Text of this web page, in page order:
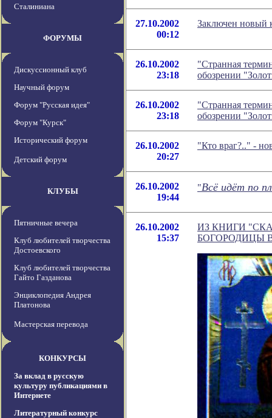
Сталиниана
ФОРУМЫ
Дискуссионный клуб
Научный форум
Форум "Русская идея"
Форум "Курск"
Исторический форум
Детский форум
КЛУБЫ
Пятничные вечера
Клуб любителей творчества
Достоевского
Клуб любителей творчества
Гайто Газданова
Энциклопедия Андрея
Платонова
Мастерская перевода
КОНКУРСЫ
За вклад в русскую
культуру публикациями в
Интернете
Литературный конкурс
27.10.2002
00:12
Заключен новый
26.10.2002
23:18
"Странная
обозрении
26.10.2002
23:18
"Странная
обозрении
26.10.2002
20:27
"Кто враг?.." -
26.10.2002
19:44
"Всё идёт по
26.10.2002
15:37
ИЗ КНИГИ
БОГОРОДИЦЫ В